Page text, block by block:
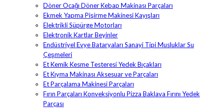
Döner Ocağı Döner Kebap Makinası Parçaları
Ekmek Yapma Pişirme Makinesi Kayışları
Elektrikli Süpürge Motorları
Elektronik Kartlar Beyinler
Endüstriyel Evye Bataryaları Sanayi Tipi Musluklar Su
Çeşmeleri
Et Kemik Kesme Testeresi Yedek Bıçakları
Et Kıyma Makinası Aksesuar ve Parçaları
Et Parçalama Makinesi Parçaları
Fırın Parçaları Konveksiyonlu Pizza Baklava Fırını Yedek
Parçası